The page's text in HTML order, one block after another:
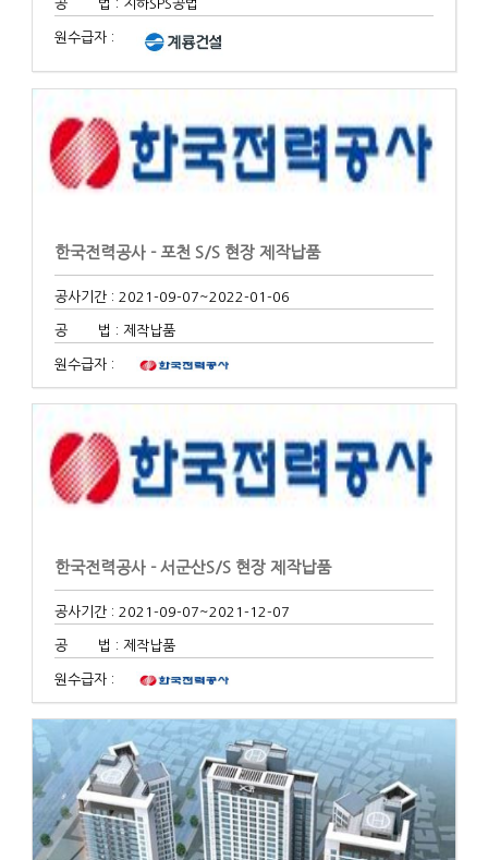
공 법 : 지하SPS공법
원수급자 :
한국전력공사 - 포천 S/S 현장 제작납품
공사기간 : 2021-09-07~2022-01-06
공 법 : 제작납품
원수급자 :
한국전력공사 - 서군산S/S 현장 제작납품
공사기간 : 2021-09-07~2021-12-07
공 법 : 제작납품
원수급자 :